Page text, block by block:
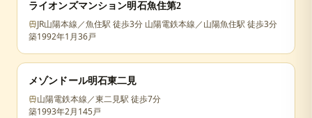
ライオンズマンション明石魚住第2
JR山陽本線／魚住駅 徒歩3分 山陽電鉄本線／山陽魚住駅 徒歩3分
築1992年1月36戸
メゾンドール明石東二見
山陽電鉄本線／東二見駅 徒歩7分
築1993年2月145戸